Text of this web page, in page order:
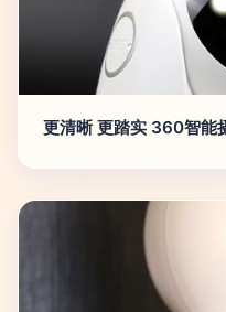
更清晰 更踏实 360智能